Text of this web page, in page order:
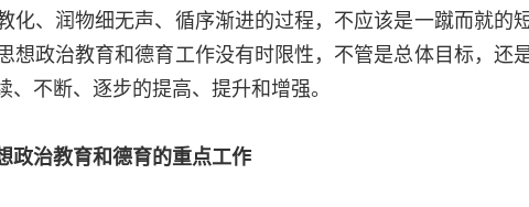
化、润物细无声、循序渐进的过程，不应该是一蹴而就的
想政治教育和德育工作没有时限性，不管是总体目标，还
不断、逐步的提高、提升和增强。
政治教育和德育的重点工作